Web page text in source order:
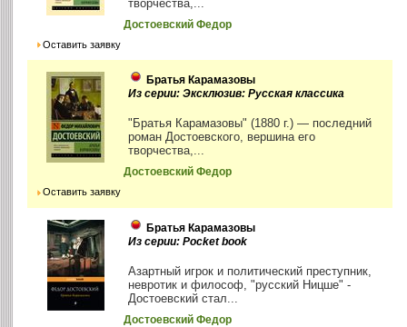
творчества,...
Достоевский Федор
Оставить заявку
Братья Карамазовы
Из серии: Эксклюзив: Русская классика
"Братья Карамазовы" (1880 г.) — последний
роман Достоевского, вершина его
творчества,...
Достоевский Федор
Оставить заявку
Братья Карамазовы
Из серии: Pocket book
Азартный игрок и политический преступник,
невротик и философ, "русский Ницше" -
Достоевский стал...
Достоевский Федор